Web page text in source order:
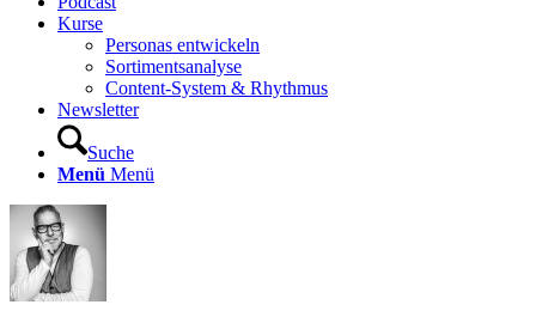
Kurse
Personas entwickeln
Sortimentsanalyse
Content-System & Rhythmus
Newsletter
Suche
Menü Menü